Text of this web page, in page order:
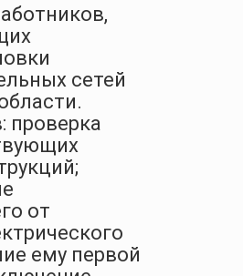
сетей
проверка
от
ему первой